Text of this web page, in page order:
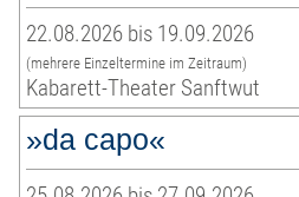
22.08.2026 bis 19.09.2026
(mehrere Einzeltermine im Zeitraum)
Kabarett-Theater Sanftwut
»da capo«